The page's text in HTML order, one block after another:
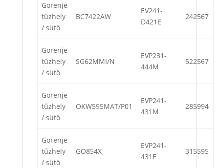
Gorenje
tűzhely
/ sütő
BC7422AW
EV241-
D421E
242567
Gorenje
tűzhely
/ sütő
SG62MMI/N
EVP231-
444M
522567
Gorenje
tűzhely
/ sütő
OKW595MAT/P01
EVP241-
431M
285994
Gorenje
tűzhely
/ sütő
GO854X
EVP241-
431E
315595